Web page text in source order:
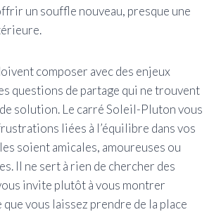
un souffle nouveau, presque une
composer avec des enjeux
questions de partage qui ne trouvent
solution. Le carré Soleil-Pluton vous
liées à l’équilibre dans vos
soient amicales, amoureuses ou
Il ne sert à rien de chercher des
invite plutôt à vous montrer
vous laissez prendre de la place